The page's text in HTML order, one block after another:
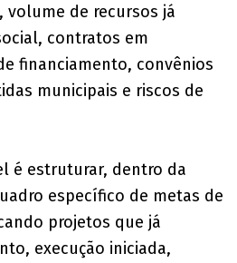
volume de recursos já
contratos em
financiamento, convênios
municipais e riscos de
é estruturar, dentro da
específico de metas de
projetos que já
execução iniciada,